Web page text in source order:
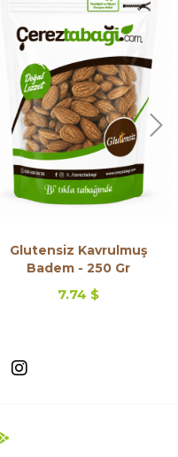
Glutensiz Kavrulmuş
Badem - 250 Gr
7.74 $